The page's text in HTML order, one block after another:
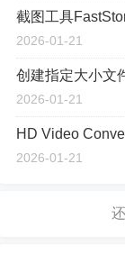
截图工具
2026-01-21
创建指定大小文
2026-01-21
HD Video
2026-01-21